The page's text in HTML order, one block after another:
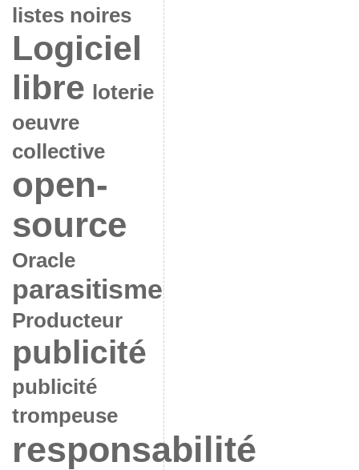
listes noires
Logiciel
libre
loterie
oeuvre
collective
open-
source
Oracle
parasitisme
Producteur
publicité
publicité
trompeuse
responsabilité